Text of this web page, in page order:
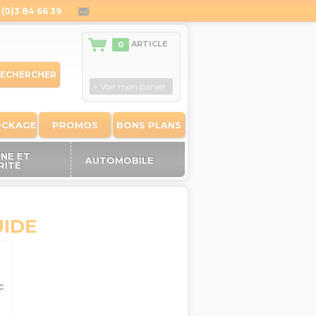
(0)3 84 66 39
PROMOS BONS PLANS
0 ARTICLE
> Voir mon panier
ET
AUTOMOBILE